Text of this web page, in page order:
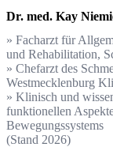
Dr. med. Kay
» Facharzt für
und Rehabilitation,
» Chefarzt des
Westmecklenburg
» Klinisch und
funktionellen
Bewegungssystems
(Stand 2026)